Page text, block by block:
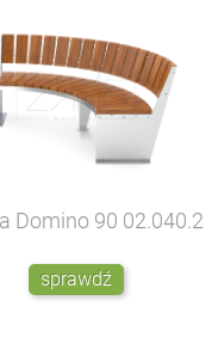
Domino 90 02.040.2
sprawdź